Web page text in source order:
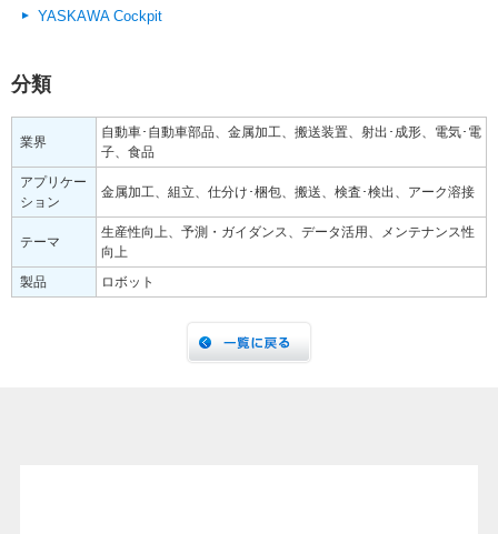
YASKAWA Cockpit
分類
業界
自動車･自動車部品、金属加工、搬送装置、射出･成形、電気･電
子、食品
アプリケー
ション
金属加工、組立、仕分け･梱包、搬送、検査･検出、アーク溶接
テーマ
生産性向上、予測・ガイダンス、データ活用、メンテナンス性
向上
製品
ロボット